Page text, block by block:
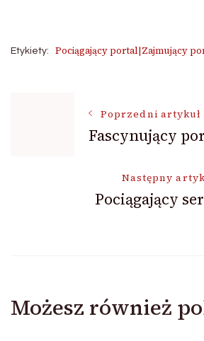
Etykiety: Pociągający portal|Zajmujący
NawigacjaPoprzedni artykuł
Fascynujący
Następny
Pociągający
Możesz również